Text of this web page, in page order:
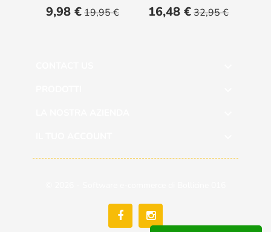
Prezzo
9,98 € Prezzo
base
19,95 € Prezzo
16,48 € Prezzo
base
32,95 €